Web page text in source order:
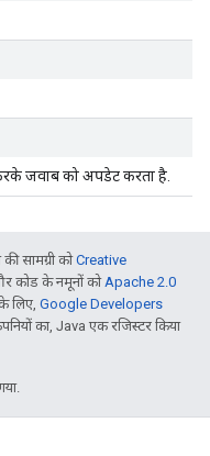
जवाब को अपडेट करता है.
सामग्री कोCreative
कोड के नमूनों कोApache 2.0
लिए, Google Developers
का, Java एक रजिस्टर किया